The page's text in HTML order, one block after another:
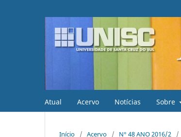
Atual Acervo Notícias Sobre
Início / Acervo / N° 48 ANO 2016/2 /